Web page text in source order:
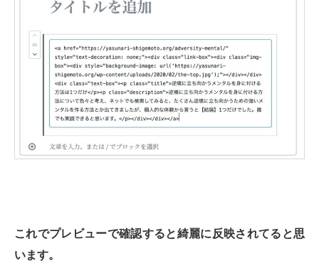
これでプレビューで確認すると綺麗に反映されてると思
います。